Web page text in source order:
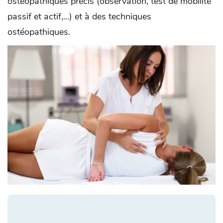
passif et actif,...) et à des techniques
ostéopathiques.